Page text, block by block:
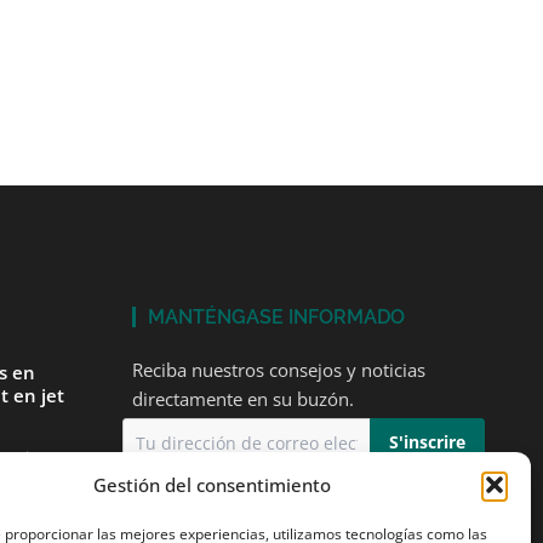
Gestión del consentimiento
proporcionar las mejores experiencias, utilizamos tecnologías como las
en
en jet
MANTÉNGASE INFORMADO
Reciba nuestros consejos y noticias
directamente en su buzón.
Aceptola política de privacidad